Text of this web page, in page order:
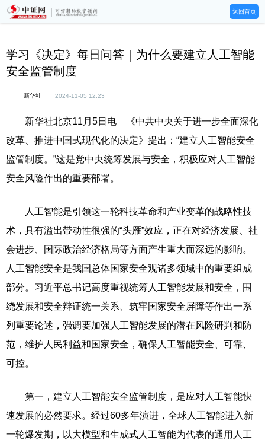
返回首页
学习《决定》每日问答｜为什么要建立人工智能
安全监管制度
新华社 2024-11-05 12:23
新华社北京11月5日电 《中共中央关于进一步全面深化
改革、推进中国式现代化的决定》提出：“建立人工智能安全
监管制度。”这是党中央统筹发展与安全，积极应对人工智能
安全风险作出的重要部署。
人工智能是引领这一轮科技革命和产业变革的战略性技
术，具有溢出带动性很强的“头雁”效应，正在对经济发展、社
会进步、国际政治经济格局等方面产生重大而深远的影响。
人工智能安全是我国总体国家安全观诸多领域中的重要组成
部分。习近平总书记高度重视统筹人工智能发展和安全，围
绕发展和安全辩证统一关系、筑牢国家安全屏障等作出一系
列重要论述，强调要加强人工智能发展的潜在风险研判和防
范，维护人民利益和国家安全，确保人工智能安全、可靠、
可控。
第一，建立人工智能安全监管制度，是应对人工智能快
速发展的必然要求。经过60多年演进，全球人工智能进入新
一轮爆发期，以大模型和生成式人工智能为代表的通用人工